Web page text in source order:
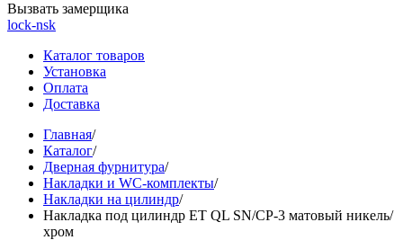
Вызвать замерщика
lock-nsk
Каталог товаров
Установка
Оплата
Доставка
Главная/
Каталог/
Дверная фурнитура/
Накладки и WC-комплекты/
Накладки на цилиндр/
Накладка под цилиндр ET QL SN/CP-3 матовый никель/
хром